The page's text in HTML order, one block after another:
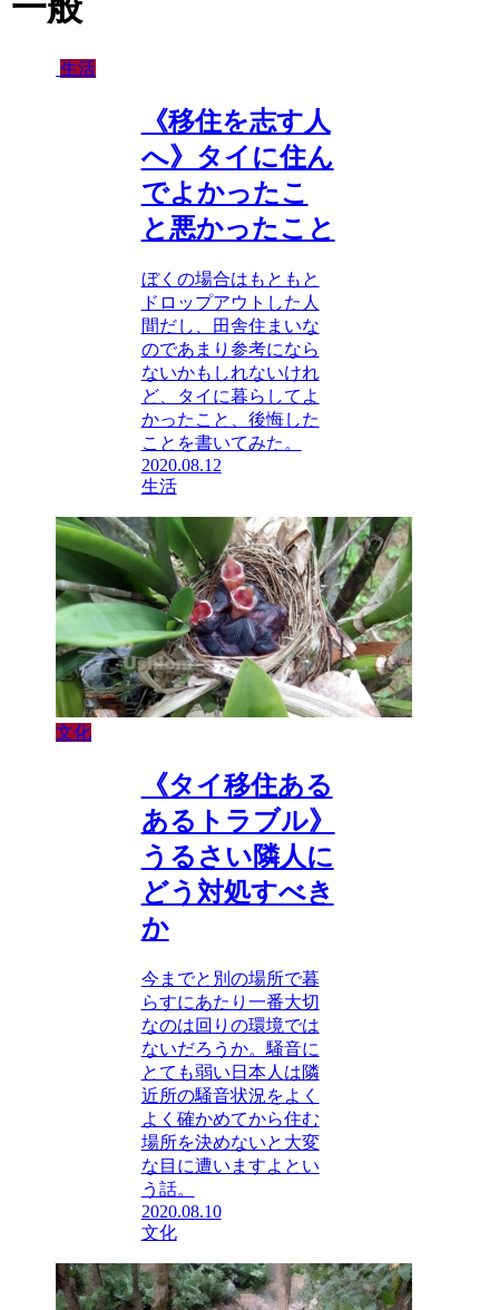
一般
生活
《移住を志す人
へ》タイに住ん
でよかったこ
と悪かったこと
ぼくの場合はもともと
ドロップアウトした人
間だし、田舎住まいな
のであまり参考になら
ないかもしれないけれ
ど、タイに暮らしてよ
かったこと、後悔した
ことを書いてみた。
2020.08.12
生活
文化
《タイ移住ある
あるトラブル》
うるさい隣人に
どう対処すべき
か
今までと別の場所で暮
らすにあたり一番大切
なのは回りの環境では
ないだろうか。騒音に
とても弱い日本人は隣
近所の騒音状況をよく
よく確かめてから住む
場所を決めないと大変
な目に遭いますよとい
う話。
2020.08.10
文化